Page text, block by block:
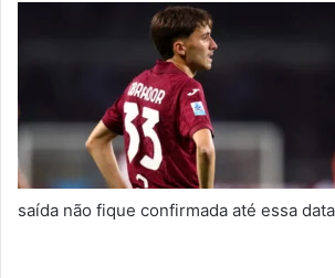
saída não fique confirmada até essa